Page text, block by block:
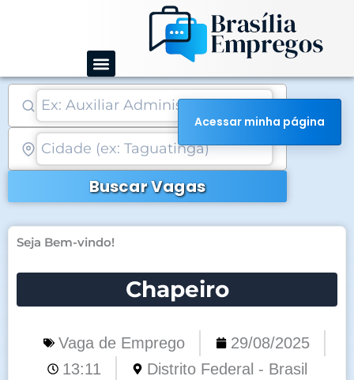
conteúdo
Buscar Vagas
Seja Bem-vindo!
Chapeiro
Vaga de Emprego
29/08/2025
13:11
Distrito Federal - Brasil
Acessar minha página